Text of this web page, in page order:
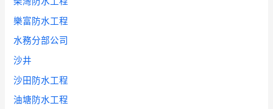
樂富防水工程
水務分部公司
沙井
沙田防水工程
油塘防水工程